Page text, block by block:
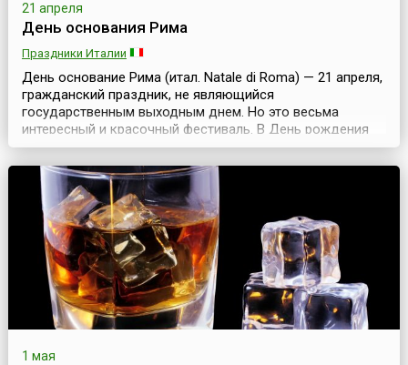
21 апреля
День основания Рима
Праздники Италии
День основание Рима (итал. Natale di Roma) — 21 апреля,
гражданский праздник, не являющийся
государственным выходным днем. Но это весьма
интересный и красочный фестиваль. В День рождения
Рима совершается символическое открытие ворот
города, чтобы в них смогли войти как жители Рима, так и
многочисленные туристы. Празднование продолжается,
как правило, несколько дней и может начинаться до
самой даты...
1 мая